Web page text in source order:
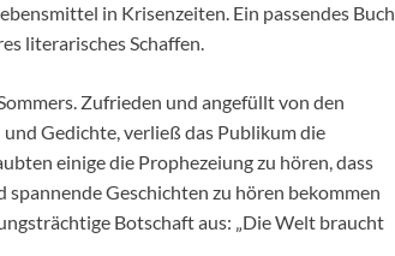
in Krisenzeiten. Ein passendes Buch
literarisches Schaffen.
Zufrieden und angefüllt von den
Gedichte, verließ das Publikum die
einige die Prophezeiung zu hören, dass
Geschichten zu hören bekommen
Botschaft aus: „Die Welt braucht